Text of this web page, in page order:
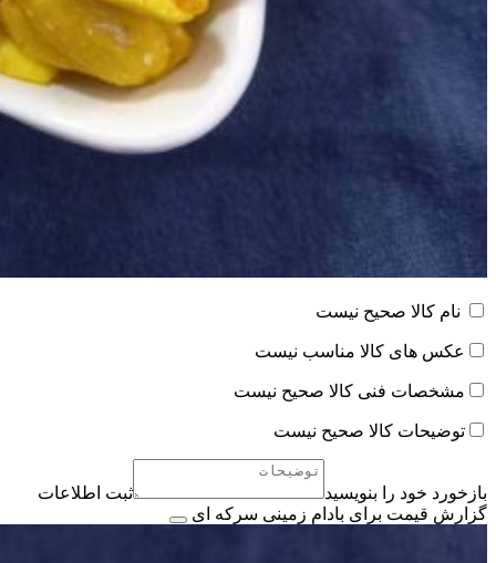
نام کالا صحیح نیست
عکس های کالا مناسب نیست
مشخصات فنی کالا صحیح نیست
توضیحات کالا صحیح نیست
بازخورد خود را بنویسید
ثبت اطلاعات
گزارش قیمت برای بادام زمینی سرکه ای